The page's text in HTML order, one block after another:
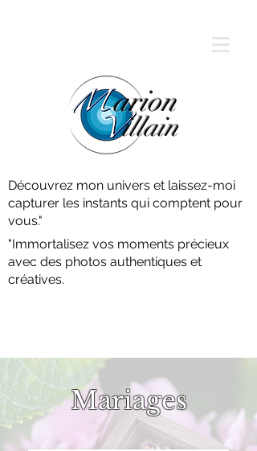
arion
illain
Découvrez mon univers et laissez-moi
capturer les instants qui comptent pour
vous."
"Immortalisez vos moments précieux
avec des photos authentiques et
créatives.
Mariages